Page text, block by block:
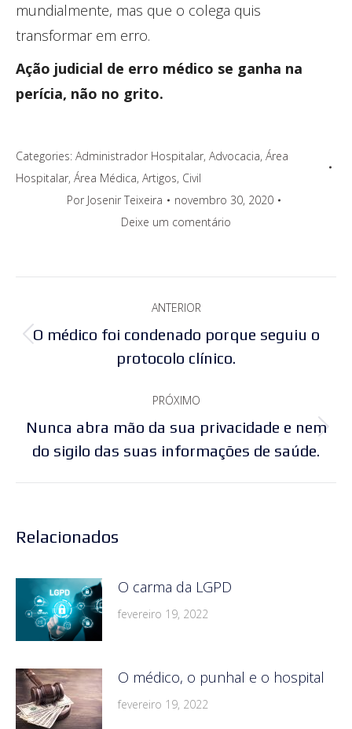
mundialmente, mas que o colega quis
transformar em erro.
Ação judicial de erro médico se ganha na
perícia, não no grito.
Categories: Administrador Hospitalar, Advocacia, Área
Hospitalar, Área Médica, Artigos, Civil
Por Josenir Teixeira
novembro 30, 2020
Deixe um comentário
de
ANTERIOR
Post
anterior:
O médico foi condenado porque seguiu o
protocolo clínico.
PRÓXIMO
Próximo
post:
Nunca abra mão da sua privacidade e nem
do sigilo das suas informações de saúde.
Relacionados
O carma da LGPD
fevereiro 19, 2022
O médico, o punhal e o hospital
fevereiro 19, 2022